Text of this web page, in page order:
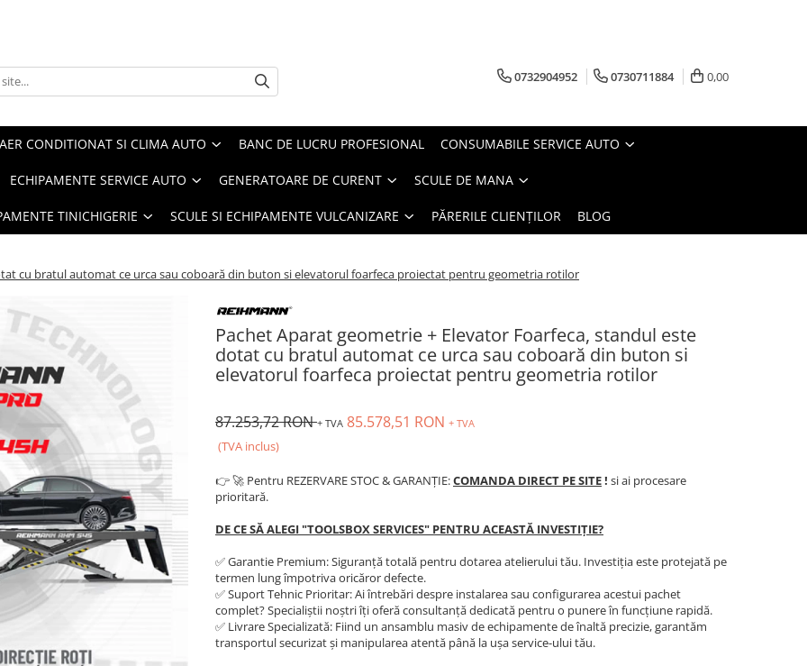
0732904952 0730711884 0,00
AER CONDITIONAT SI CLIMA AUTO BANC DE LUCRU PROFESIONAL CONSUMABILE SERVICE AUTO
ECHIPAMENTE SERVICE AUTO GENERATOARE DE CURENT SCULE DE MANA
TINICHIGERIE SCULE SI ECHIPAMENTE VULCANIZARE PĂRERILE CLIENȚILOR BLOG
cu bratul automat ce urca sau coboară din buton si elevatorul foarfeca proiectat pentru geometria rotilor
Pachet Aparat geometrie + Elevator Foarfeca, standul este
dotat cu bratul automat ce urca sau coboară din buton si
elevatorul foarfeca proiectat pentru geometria rotilor
87.253,72 RON+ TVA 85.578,51 RON + TVA
(TVA inclus)
👉 🚀 Pentru REZERVARE STOC & GARANȚIE:COMANDA DIRECT PE SITE! si ai procesare
prioritară.
DE CE SĂ ALEGI "TOOLSBOX SERVICES" PENTRU ACEASTĂ INVESTIȚIE?
✅ Garantie Premium: Siguranță totală pentru dotarea atelierului tău. Investiția este protejată pe
termen lung împotriva oricăror defecte.
✅ Suport Tehnic Prioritar: Ai întrebări despre instalarea sau configurarea acestui pachet
complet? Specialiștii noștri îți oferă consultanță dedicată pentru o punere în funcțiune rapidă.
✅ Livrare Specializată: Fiind un ansamblu masiv de echipamente de înaltă precizie, garantăm
transportul securizat și manipularea atentă până la ușa service-ului tău.